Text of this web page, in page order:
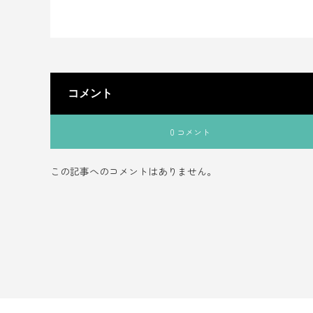
コメント
0 コメント
この記事へのコメントはありません。